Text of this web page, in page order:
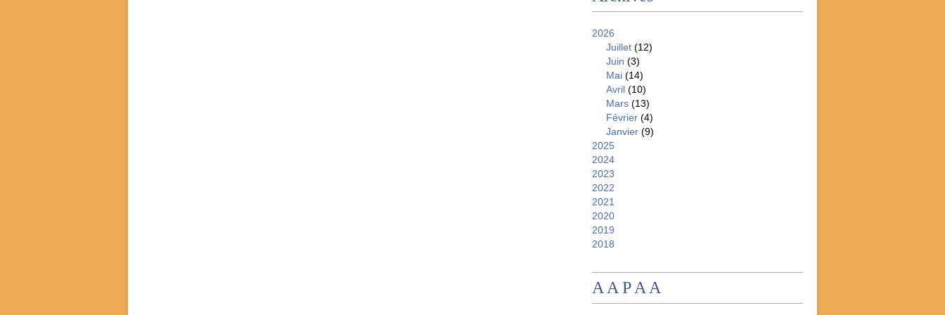
2026
Juillet (12)
Juin (3)
Mai (14)
Avril (10)
Mars (13)
Février (4)
Janvier (9)
2025
2024
2023
2022
2021
2020
2019
2018
A A P A A